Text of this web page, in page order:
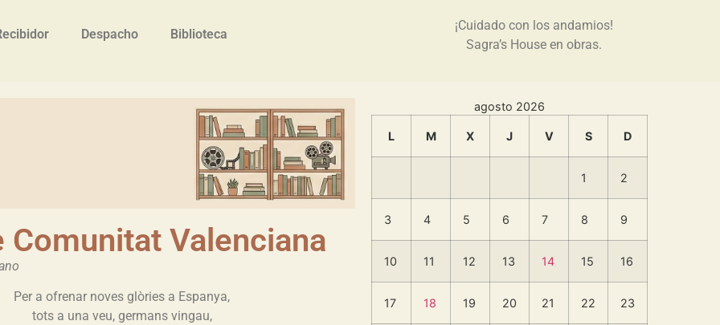
Despacho Biblioteca
¡Cuidado con los andamios!
Sagra’s House en obras.
Comunitat Valenciana
Per a ofrenar noves glòries a Espanya,
tots a una veu, germans vingau,
agosto 2026
L M X J V S D
1 2
3 4 5 6 7 8 9
10 11 12 13 14 15 16
17 18 19 20 21 22 23